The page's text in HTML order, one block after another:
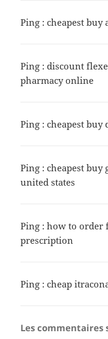
Ping :cheapest
Ping :discount
pharmacy online
Ping :cheapest buy
Ping :cheapest buy
united states
Ping :how to order
prescription
Ping :cheap
Les commentaires